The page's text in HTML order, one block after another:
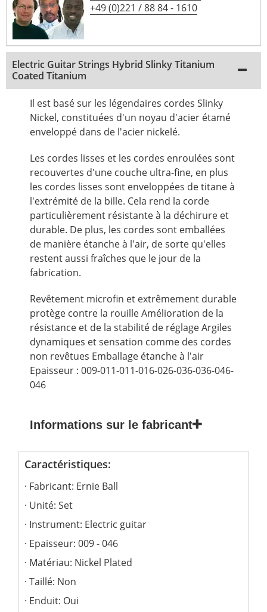
+49 (0)221 / 88 84 - 1610
Electric Guitar Strings Hybrid Slinky Titanium
Coated Titanium
Il est basé sur les légendaires cordes Slinky
Nickel, constituées d'un noyau d'acier étamé
enveloppé dans de l'acier nickelé.
Les cordes lisses et les cordes enroulées sont
recouvertes d'une couche ultra-fine, en plus
les cordes lisses sont enveloppées de titane à
l'extrémité de la bille. Cela rend la corde
particulièrement résistante à la déchirure et
durable. De plus, les cordes sont emballées
de manière étanche à l'air, de sorte qu'elles
restent aussi fraîches que le jour de la
fabrication.
Revêtement microfin et extrêmement durable
protège contre la rouille Amélioration de la
résistance et de la stabilité de réglage Argiles
dynamiques et sensation comme des cordes
non revêtues Emballage étanche à l'air
Epaisseur : 009-011-011-016-026-036-036-046-
046
Informations sur le fabricant
Caractéristiques:
Fabricant: Ernie Ball
Unité: Set
Instrument: Electric guitar
Epaisseur: 009 - 046
Matériau: Nickel Plated
Taillé: Non
Enduit: Oui